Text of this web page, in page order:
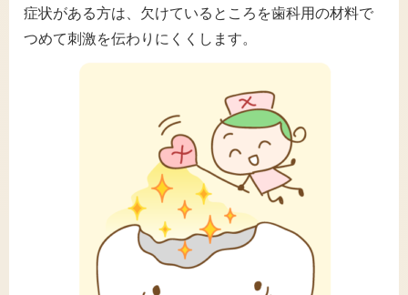
症状がある方は、欠けているところを歯科用の材料で
つめて刺激を伝わりにくくします。